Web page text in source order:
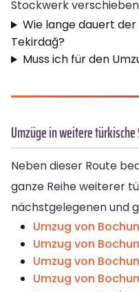
Stockwerk
Wie lange dauert
Tekirdağ?
Muss ich für den
Umzüge in weitere
Neben dieser Route
ganze Reihe weiterer
nächstgelegenen und
Umzug von
Umzug von
Umzug von
Umzug von